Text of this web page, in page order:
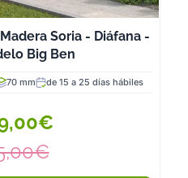
Soria - Diáfana -
Big Ben
70 mm de 15 a 25 días hábiles